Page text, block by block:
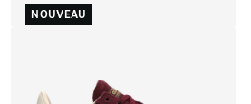
NOUVEAU